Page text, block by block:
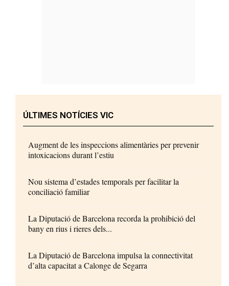
ÚLTIMES NOTÍCIES VIC
Augment de les inspeccions alimentàries per prevenir
intoxicacions durant l’estiu
Nou sistema d’estades temporals per facilitar la
conciliació familiar
La Diputació de Barcelona recorda la prohibició del
bany en rius i rieres dels...
La Diputació de Barcelona impulsa la connectivitat
d’alta capacitat a Calonge de Segarra